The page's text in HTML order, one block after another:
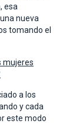
esa
nueva
tomando el
mujeres
a los
y cada
este modo